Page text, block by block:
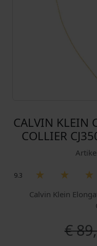
CALVIN KLEIN
COLLIER
9.3
Calvin Klein
€